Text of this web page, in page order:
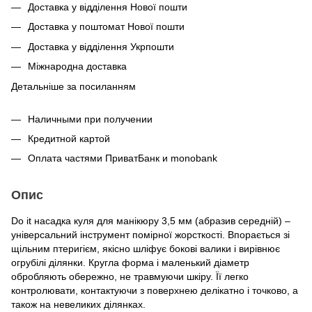
Доставка у відділення Нової пошти
Доставка у поштомат Нової пошти
Доставка у відділення Укрпошти
Міжнародна доставка
Детальніше за посиланням
Наличными при получении
Кредитной картой
Оплата частями ПриватБанк и monobank
Опис
Do it насадка куля для манікюру 3,5 мм (абразив середній) –
універсальний інструмент помірної жорсткості. Впорається зі
щільним птеригієм, якісно шліфує бокові валики і вирівнює
огрубілі ділянки. Кругла форма і маленький діаметр
обробляють обережно, не травмуючи шкіру. Її легко
контролювати, контактуючи з поверхнею делікатно і точково, а
також на невеликих ділянках.